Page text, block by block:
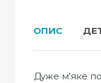
ОПИС
Дуже м'яке